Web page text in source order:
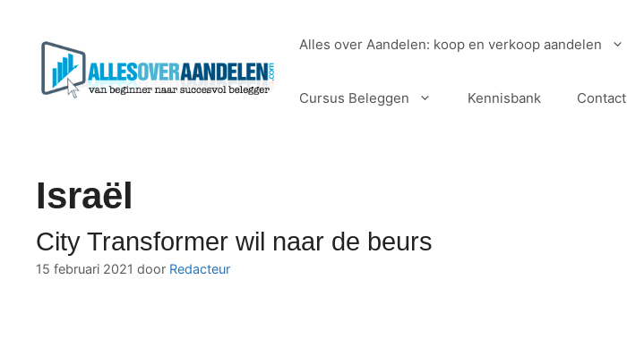
Alles over Aandelen: koop en verkoop aandelen
Cursus Beleggen Kennisbank Contact
Israël
City Transformer wil naar de beurs
15 februari 2021 door Redacteur